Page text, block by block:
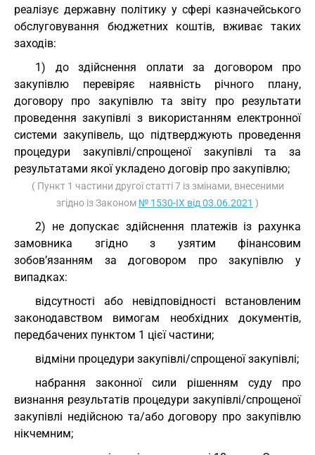
реалізує державну політику у сфері казначейського
обслуговування бюджетних коштів, вживає таких
заходів:
1) до здійснення оплати за договором про
закупівлю перевіряє наявність річного плану,
договору про закупівлю та звіту про результати
проведення закупівлі з використанням електронної
системи закупівель, що підтверджують проведення
процедури закупівлі/спрощеної закупівлі та за
результатами якої укладено договір про закупівлю;
( Пункт 1 частини другої статті 7 із змінами, внесеними
згідно із Законом № 1530-IX від 03.06.2021 )
2) не допускає здійснення платежів із рахунка
замовника згідно з узятим фінансовим
зобов’язанням за договором про закупівлю у
випадках:
відсутності або невідповідності встановленим
законодавством вимогам необхідних документів,
передбачених пунктом 1 цієї частини;
відміни процедури закупівлі/спрощеної закупівлі;
набрання законної сили рішенням суду про
визнання результатів процедури закупівлі/спрощеної
закупівлі недійсною та/або договору про закупівлю
нікчемним;